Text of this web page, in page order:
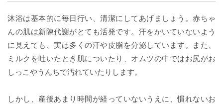
沐浴は基本的に毎日行い、清潔にしてあげましょう。赤ちゃ
んの肌は新陳代謝がとても活発です。汗をかいていないよう
に見えても、実は多くの汗や皮脂を分泌しています。また、
ミルクを吐いたとき肌についたり、オムツの中ではお尻がお
しっこやうんちで汚れていたりします。
しかし、産後あまり時間が経っていないうえに、慣れないお